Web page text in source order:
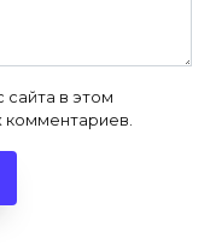
сайта в этом
комментариев.